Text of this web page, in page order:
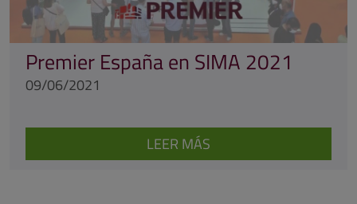
Premier España en SIMA 2021
09/06/2021
LEER MÁS